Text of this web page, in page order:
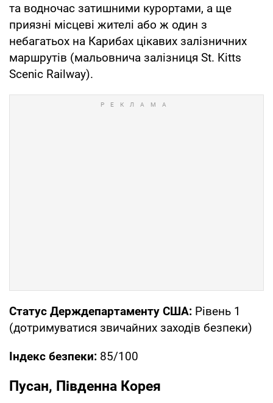
та водночас затишними курортами, а ще
приязні місцеві жителі або ж один з
небагатьох на Карибах цікавих залізничних
маршрутів (мальовнича залізниця St. Kitts
Scenic Railway).
Статус Держдепартаменту США: Рівень 1
(дотримуватися звичайних заходів безпеки)
Індекс безпеки: 85/100
Пусан, Південна Корея